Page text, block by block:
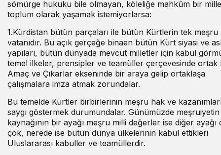
sömürge hukuku bile olmayan, köleliğe mahkûm bir
toplum olarak yaşamak istemiyorlarsa:
1.Kürdistan bütün parçaları ile bütün Kürtlerin tek meşru
vatanıdır. Bu açık gerçeğe binaen bütün Kürt siyasi ve
yapıları, bütün dünyada mevcut milletler için kabul
temel ilkeler, prensipler ve teamüller çerçevesinde ortak
Amaç ve Çıkarlar ekseninde bir araya gelip ortaklaşa
çalışmalara imza atmak zorundalar.
Bu temelde Kürtler birbirlerinin meşru hak ve
saygı göstermek durumundalar. Günümüzde
kaynağının bir ayağı meşru milli değerler ise diğer ayağı
çok, nerede ise bütün dünya ülkelerinin kabul ettikleri
Uluslararası kabuller ve teamüllerdir.